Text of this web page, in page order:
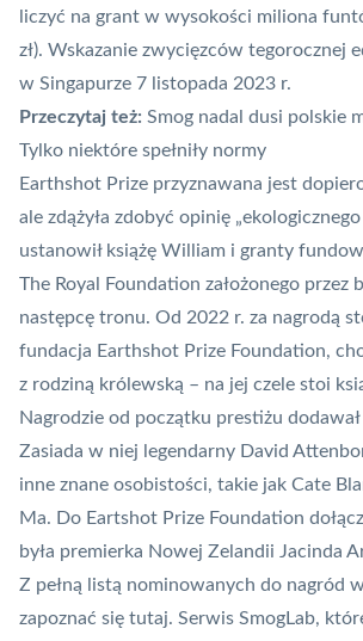
liczyć na grant w wysokości miliona
zł). Wskazanie zwycięzców tegorocznej
w Singapurze 7 listopada 2023 r.
Przeczytaj też: Smog nadal dusi polskie
Tylko niektóre spełniły normy
Earthshot Prize przyznawana jest
ale zdążyła zdobyć opinię
ustanowił książę William i granty
The Royal Foundation założonego przez
następcę tronu. Od 2022 r. za nagrodą
fundacja Earthshot Prize Foundation,
z rodziną królewską – na jej czele stoi
Nagrodzie od początku prestiżu dodawał
Zasiada w niej legendarny David
inne znane osobistości, takie jak Cate
Ma. Do Eartshot Prize Foundation
była premierka Nowej Zelandii Jacinda
Z pełną listą nominowanych do nagród
zapoznać się tutaj. Serwis SmogLab,